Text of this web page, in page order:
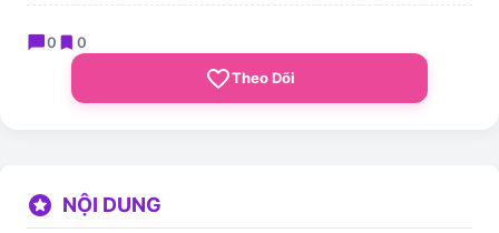
chat_bubble0 bookmark 0
favorite_borderTheo Dõi
stars NỘI DUNG